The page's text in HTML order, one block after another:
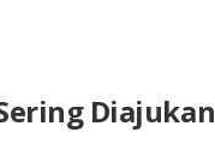
Diajukan